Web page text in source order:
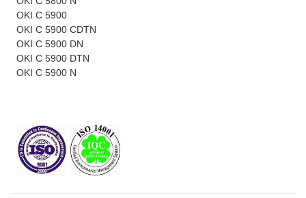
OKI C 5900
OKI C 5900 CDTN
OKI C 5900 DN
OKI C 5900 DTN
OKI C 5900 N